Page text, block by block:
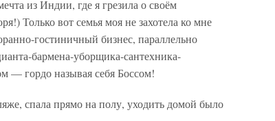
из Индии, где я грезила о своём
Только вот семья моя не захотела ко мне
гостиничный бизнес, параллельно
бармена-уборщика-сантехника-
— гордо называя себя Боссом!
спала прямо на полу, уходить домой было